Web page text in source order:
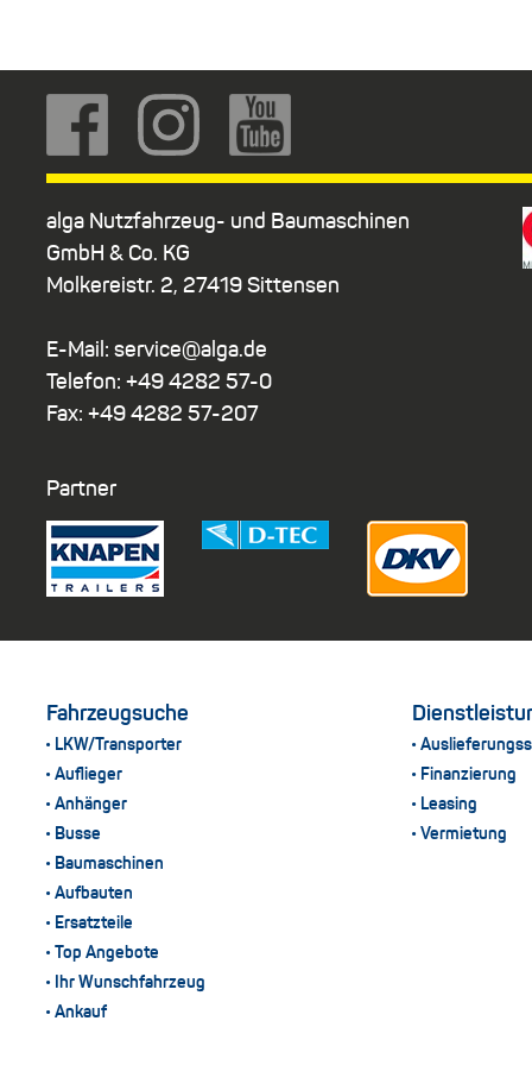
alga Nutzfahrzeug- und Baumaschinen
GmbH & Co. KG
Molkereistr. 2, 27419 Sittensen
E-Mail: service@alga.de
Telefon: +49 4282 57-0
Fax: +49 4282 57-207
Partner
Fahrzeugsuche
LKW/Transporter
Auflieger
Anhänger
Busse
Baumaschinen
Aufbauten
Ersatzteile
Top Angebote
Ihr Wunschfahrzeug
Ankauf
Finanzierung
Leasing
Vermietung